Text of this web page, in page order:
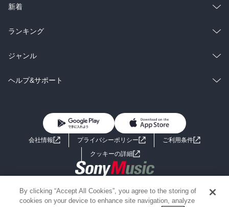
ラノベ
雑誌・グラビア
BL・TL
総合
ラノベ
雑誌・グラビア
BL・TL
新着
総合
ラノベ
雑誌・グラビア
ランキング
総合
ラノベ
ジャンル
コミック
ライトノベル 男子向けラノベ
小説
海外小説
ミステリー SF
ヘルプ&サポート
よくあるご質問 お問い合わせ
会社情報 プライバシーポリシー
ご利用条件
クッキーの詳細
Copyright 2017 - 2026 Sony Music Entertainment(Japan) Inc.
Information on the site is for the Japan domestic market only
By clicking “Accept All Cookies”, you agree to the storing of
cookies on your device to enhance site navigation, analyze